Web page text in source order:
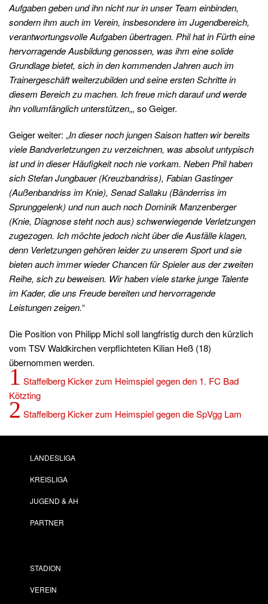
Aufgaben geben und ihn nicht nur in unser Team einbinden,
sondern ihm auch im Verein, insbesondere im Jugendbereich,
verantwortungsvolle Aufgaben übertragen. Phil hat in Fürth eine
hervorragende Ausbildung genossen, was ihm eine solide
Grundlage bietet, sich in den kommenden Jahren auch im
Trainergeschäft weiterzubilden und seine ersten Schritte in
diesem Bereich zu machen. Ich freue mich darauf und werde
ihn vollumfänglich unterstützen„, so Geiger.
Geiger weiter: „In dieser noch jungen Saison hatten wir bereits
viele Bandverletzungen zu verzeichnen, was absolut untypisch
ist und in dieser Häufigkeit noch nie vorkam. Neben Phil haben
sich Stefan Jungbauer (Kreuzbandriss), Fabian Gastinger
(Außenbandriss im Knie), Senad Sallaku (Bänderriss im
Sprunggelenk) und nun auch noch Dominik Manzenberger
(Knie, Diagnose steht noch aus) schwerwiegende Verletzungen
zugezogen. Ich möchte jedoch nicht über die Ausfälle klagen,
denn Verletzungen gehören leider zu unserem Sport und sie
bieten auch immer wieder Chancen für Spieler aus der zweiten
Reihe, sich zu beweisen. Wir haben viele starke junge Talente
im Kader, die uns Freude bereiten und hervorragende
Leistungen zeigen.“
Die Position von Philipp Michl soll langfristig durch den kürzlich
vom TSV Waldkirchen verpflichteten Kilian Heß (18)
übernommen werden.
1 Staffelberg Kicker zum Heimspiel gegen den 1. FC Bad
Kötzting
2 Staffelberg Kicker zum Heimspiel gegen die SpVgg Lam
LANDESLIGA
KREISLIGA
JUGEND & AH
PARTNER
STADION
VEREIN